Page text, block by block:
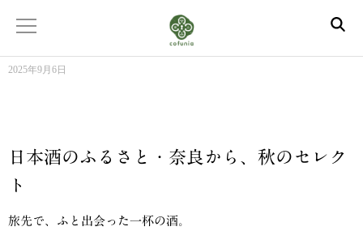
2025年9月6日
日本酒のふるさと・奈良から、秋のセレク
ト
旅先で、ふと出会った一杯の酒。